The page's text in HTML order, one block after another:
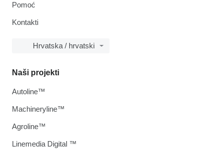
Pomoć
Kontakti
Hrvatska / hrvatski
Naši projekti
Autoline™
Machineryline™
Agroline™
Linemedia Digital ™